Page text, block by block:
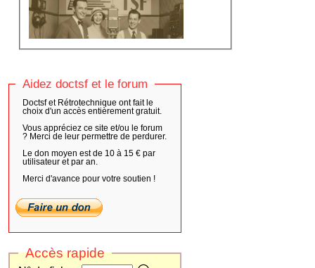
Aidez doctsf et le forum
Doctsf et Rétrotechnique ont fait le
choix d'un accès entièrement gratuit.
Vous appréciez ce site et/ou le forum
? Merci de leur permettre de perdurer.
Le don moyen est de 10 à 15 € par
utilisateur et par an.
Merci d'avance pour votre soutien !
Accès rapide